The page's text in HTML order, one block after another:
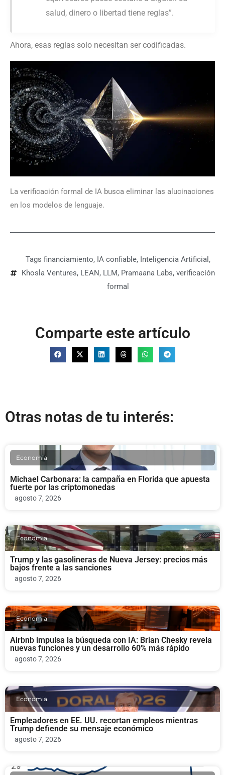
salud, dinero o libertad tiene reglas”.
Ahora, esas reglas solo necesitan ser codificadas.
La verificación formal de IA busca eliminar las alucinaciones
en los modelos de lenguaje.
Tags financiamiento, IA confiable, Inteligencia Artificial ,
Khosla Ventures, LEAN, LLM, Pramaana Labs, verificación
formal
Comparte este artículo
Otras notas de tu interés:
Economia
Michael Carbonara: la campaña en Florida que apuesta
fuerte por las criptomonedas
agosto 7, 2026
Economia
Trump y las gasolineras de Nueva Jersey: precios más
bajos frente a las sanciones
agosto 7, 2026
Economia
Airbnb impulsa la búsqueda con IA: Brian Chesky revela
nuevas funciones y un desarrollo 60% más rápido
agosto 7, 2026
Economia
Empleadores en EE. UU. recortan empleos mientras
Trump defiende su mensaje económico
agosto 7, 2026